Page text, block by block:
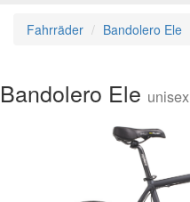
Fahrräder Bandolero Ele
Bandolero Ele unisex